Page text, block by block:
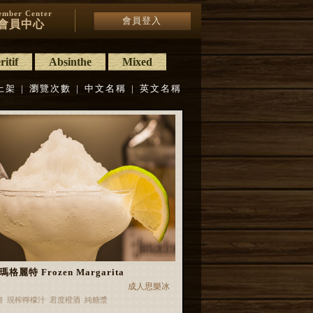
Center
員中心 會員登入
Absinthe Mixed
架 | 瀏覽次數 | 中文名稱 | 英文名稱
格麗特 Frozen Margarita
成人思樂冰
現榨檸檬汁 君度橙酒 純糖漿